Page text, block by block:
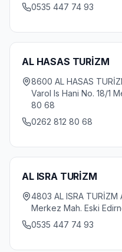
0535 447 74 93
AL HASAS TURİZM
8600 AL HASAS
Varol Is Hani No. 18/1
80 68
0262 812 80 68
AL ISRA TURİZM
4803 AL ISRA TURİZM
Merkez Mah. Eski
0535 447 74 93